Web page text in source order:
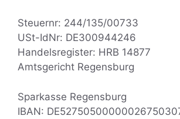
Steuernr: 244/135/00733
USt-IdNr: DE300944246
Handelsregister: HRB 14877
Amtsgericht Regensburg
Sparkasse Regensburg
IBAN: